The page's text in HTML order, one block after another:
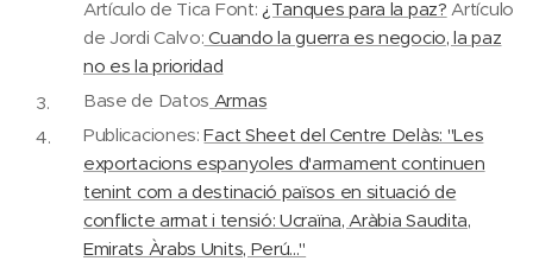
Artículo de Tica Font: ¿Tanques para la paz? Artículo
de Jordi Calvo: Cuando la guerra es negocio, la paz
no es la prioridad
Base de Datos Armas
Publicaciones:Fact Sheet del Centre Delàs: "Les
exportacions espanyoles d'armament continuen
tenint com a destinació països en situació de
conflicte armat i tensió: Ucraïna, Aràbia Saudita,
Emirats Àrabs Units, Perú..."